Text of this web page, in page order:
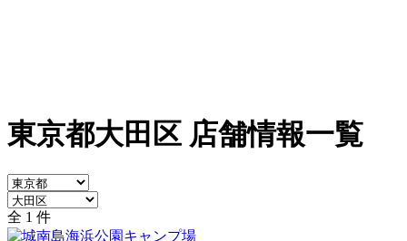
東京都大田区 店舗情報一覧
全 1 件